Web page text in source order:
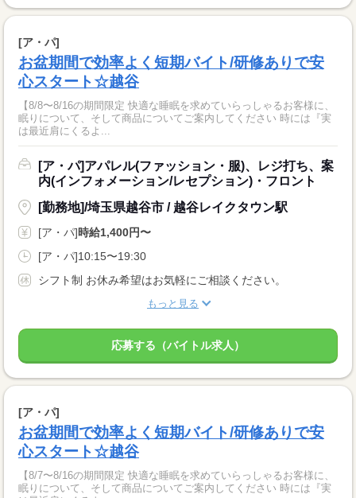
[ア・パ]
お盆期間で効率よく短期バイト/研修ありで安
心スタート☆越谷
【8/8〜8/16の期間限定 快適な睡眠を求めていらっしゃるお客様に、
眠りについて、そして商品についてご案内してください 時には『実
は最近肩にくるよ...
[ア・パ]アパレル(ファッション・服)、レジ打ち、案
内(インフォメーション/レセプション)・フロント
[勤務地]/埼玉県越谷市 / 越谷レイクタウン駅
[ア・パ]時給1,400円〜
[ア・パ]10:15〜19:30
シフト制 お休み希望はお気軽にご相談ください。
もっと見る
応募する（バイトル求人）
[ア・パ]
お盆期間で効率よく短期バイト/研修ありで安
心スタート☆越谷
【8/7〜8/16の期間限定 快適な睡眠を求めていらっしゃるお客様に、
眠りについて、そして商品についてご案内してください 時には『実